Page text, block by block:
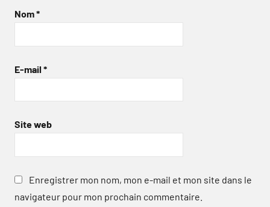
Nom*
E-mail *
Site web
Enregistrer mon nom, mon e-mail et mon site dans le
navigateur pour mon prochain commentaire.